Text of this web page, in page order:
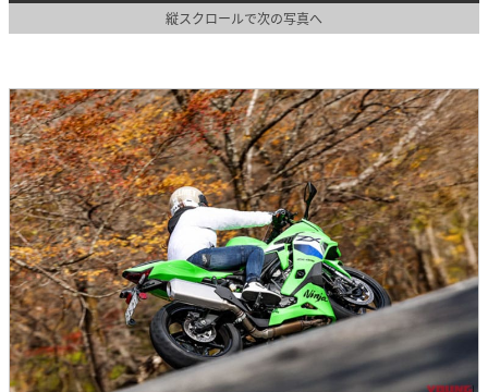
縦スクロールで次の写真へ